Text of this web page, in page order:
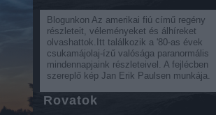
Blogunkon Az amerikai fiú című regény
részleteit, véleményeket és álhíreket
olvashattok.Itt találkozik a '80-as évek
csukamájolaj-ízű valósága paranormális
mindennapjaink részleteivel. A fejlécben
szereplő kép Jan Erik Paulsen munkája.
Rovatok